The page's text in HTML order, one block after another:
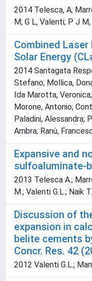
2014 Telesca, A;
M; G L, Valenti; P J
Combined
Solar Energy
2014 Santagata
Stefano; Mollica,
Ida Marotta,
Morone, Antonio;
Paladini, Alessandra;
Ambra; Ranù,
Expansive and
sulfoaluminate-
2013 Telesca A.;
M.; Valenti G.L.; Naik
Discussion of
expansion in
belite cements
Concr. Res. 42
2012 Valenti G.L.;